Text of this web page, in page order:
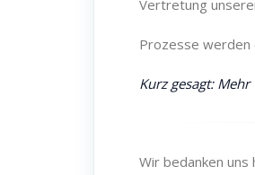
Vertretung
Prozesse werden
Kurz gesagt:
Wir bedanken